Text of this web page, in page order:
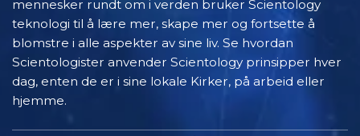
mennesker rundt om i verden bruker Scientology
teknologi til å lære mer, skape mer og fortsette å
blomstre i alle aspekter av sine liv. Se hvordan
Scientologister anvender Scientology prinsipper hver
dag, enten de er i sine lokale Kirker, på arbeid eller
hjemme.